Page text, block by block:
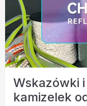
Wskazówki
kamizelek